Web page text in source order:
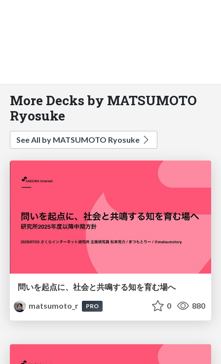
More Decks by MATSUMOTO
Ryosuke
See All by MATSUMOTO Ryosuke
問いを起点に、社会と共鳴する知を育む場へ
matsumoto_r
PRO 0 880